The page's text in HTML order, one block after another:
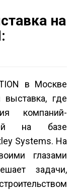
на
в Москве
выставка, где
компаний­
на базе
Systems. На
глазами
задачи,